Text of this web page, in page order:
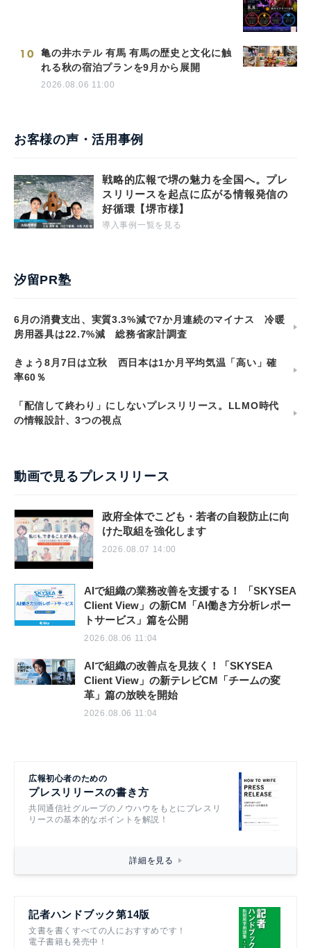
10
亀の井ホテル 有馬 有馬の歴史と文化に触
れる秋の宿泊プランを9月から展開
2026.08.06 11:00
お客様の声・活用事例
戦略的広報で堺の魅力を全国へ。プレ
スリリースを起点に広がる情報発信の
好循環【堺市様】
導入事例一覧を見る
汐留PR塾
6月の消費支出、実質3.3%減で7か月連続のマイナス 冷暖
房用器具は22.7%減 総務省家計調査
きょう8月7日は立秋 西日本は1か月平均気温「高い」確
率60％
「配信して終わり」にしないプレスリリース。LLMO時代
の情報設計、3つの視点
動画で見るプレスリリース
政府全体でこども・若者の自殺防止に向
けた取組を強化します
2026.08.07 14:00
AIで組織の業務改善を支援する！ 「SKYSEA
Client View」の新CM「AI働き方分析レポー
トサービス」篇を公開
2026.08.06 11:04
AIで組織の改善点を見抜く！「SKYSEA
Client View」の新テレビCM「チームの変
革」篇の放映を開始
2026.08.06 11:04
広報初心者のための
プレスリリースの書き方
共同通信社グループのノウハウをもとにプレスリ
リースの基本的なポイントを解説！
詳細を見る
記者ハンドブック第14版
文書を書くすべての人におすすめです！
電子書籍も発売中！